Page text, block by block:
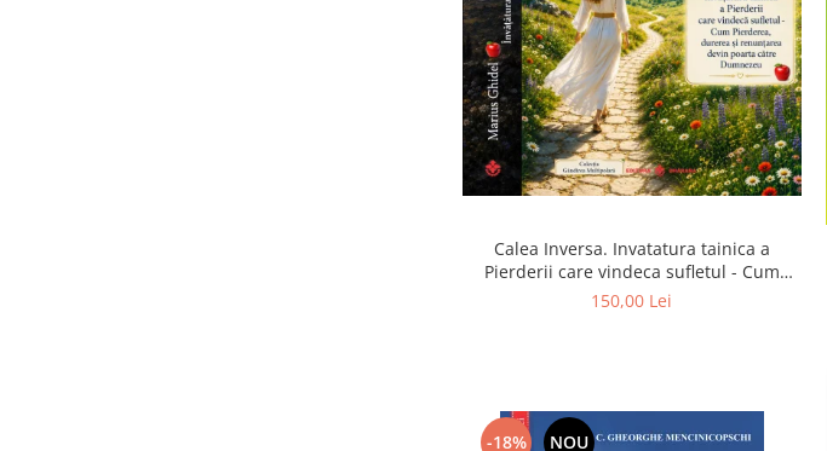
Calea Inversa. Invatatura tainica a
Pierderii care vindeca sufletul - Cum
Pierderea, durerea si renuntarea devin
150,00 Lei
-18% NOU